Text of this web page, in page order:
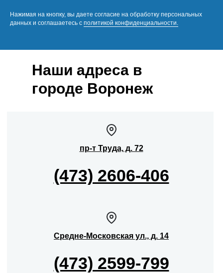
Нажимая на кнопку, вы даете согласие на обработку персональных
данных и соглашаетесь c политикой конфиденциальности.
Наши адреса в
городе Воронеж
Средне-Московская ул., д. 14
пр-т Труда, д. 72
(473) 2599-799
(473) 2606-406